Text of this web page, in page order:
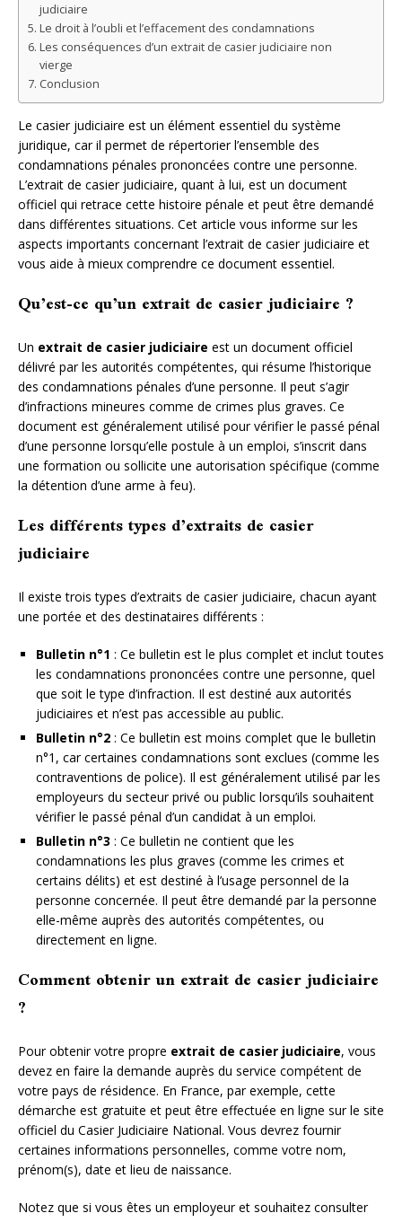
judiciaire
Le droit à l’oubli et l’effacement des condamnations
Les conséquences d’un extrait de casier judiciaire non
vierge
Conclusion
Le casier judiciaire est un élément essentiel du système
juridique, car il permet de répertorier l’ensemble des
condamnations pénales prononcées contre une personne.
L’extrait de casier judiciaire, quant à lui, est un document
officiel qui retrace cette histoire pénale et peut être demandé
dans différentes situations. Cet article vous informe sur les
aspects importants concernant l’extrait de casier judiciaire et
vous aide à mieux comprendre ce document essentiel.
Qu’est-ce qu’un extrait de casier judiciaire ?
Un extrait de casier judiciaire est un document officiel
délivré par les autorités compétentes, qui résume l’historique
des condamnations pénales d’une personne. Il peut s’agir
d’infractions mineures comme de crimes plus graves. Ce
document est généralement utilisé pour vérifier le passé pénal
d’une personne lorsqu’elle postule à un emploi, s’inscrit dans
une formation ou sollicite une autorisation spécifique (comme
la détention d’une arme à feu).
Les différents types d’extraits de casier
judiciaire
Il existe trois types d’extraits de casier judiciaire, chacun ayant
une portée et des destinataires différents :
Bulletin n°1 : Ce bulletin est le plus complet et inclut toutes
les condamnations prononcées contre une personne, quel
que soit le type d’infraction. Il est destiné aux autorités
judiciaires et n’est pas accessible au public.
Bulletin n°2 : Ce bulletin est moins complet que le bulletin
n°1, car certaines condamnations sont exclues (comme les
contraventions de police). Il est généralement utilisé par les
employeurs du secteur privé ou public lorsqu’ils souhaitent
vérifier le passé pénal d’un candidat à un emploi.
Bulletin n°3 : Ce bulletin ne contient que les
condamnations les plus graves (comme les crimes et
certains délits) et est destiné à l’usage personnel de la
personne concernée. Il peut être demandé par la personne
elle-même auprès des autorités compétentes, ou
directement en ligne.
Comment obtenir un extrait de casier judiciaire
?
Pour obtenir votre propre extrait de casier judiciaire, vous
devez en faire la demande auprès du service compétent de
votre pays de résidence. En France, par exemple, cette
démarche est gratuite et peut être effectuée en ligne sur le site
officiel du Casier Judiciaire National. Vous devrez fournir
certaines informations personnelles, comme votre nom,
prénom(s), date et lieu de naissance.
Notez que si vous êtes un employeur et souhaitez consulter